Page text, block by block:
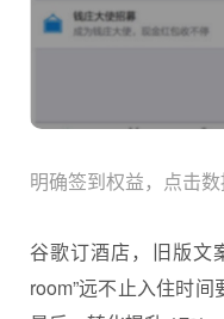
明确签到权益，点击
谷歌订酒店，旧版文
room”远不止入住时